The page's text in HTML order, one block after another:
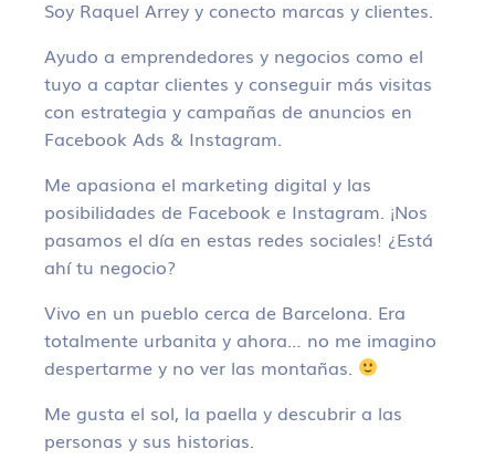
Soy Raquel Arrey y conecto marcas y clientes.
Ayudo a emprendedores y negocios como el
tuyo a captar clientes y conseguir más visitas
con estrategia y campañas de anuncios en
Facebook Ads & Instagram.
Me apasiona el marketing digital y las
posibilidades de Facebook e Instagram. ¡Nos
pasamos el día en estas redes sociales! ¿Está
ahí tu negocio?
Vivo en un pueblo cerca de Barcelona. Era
totalmente urbanita y ahora… no me imagino
despertarme y no ver las montañas.
Me gusta el sol, la paella y descubrir a las
personas y sus historias.